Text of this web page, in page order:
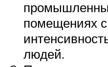
помещениях
людей.